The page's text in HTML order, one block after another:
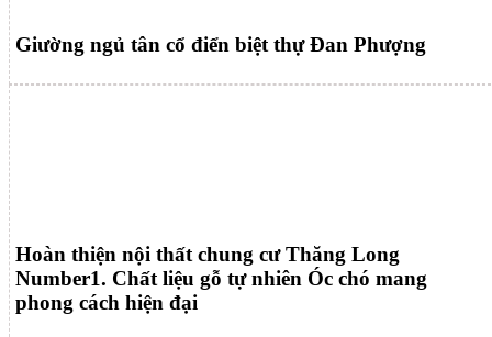
Giường ngủ tân cổ điển biệt thự Đan Phượng
Hoàn thiện nội thất chung cư Thăng Long
Number1. Chất liệu gỗ tự nhiên Óc chó mang
phong cách hiện đại